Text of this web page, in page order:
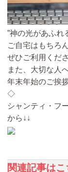
”神の光があふれ
ご自宅はもちろ
ぜひご利用くだ
また、大切な人
年末年始のご挨
◇
シャンティ・フ
から↓↓
関連記事はこ